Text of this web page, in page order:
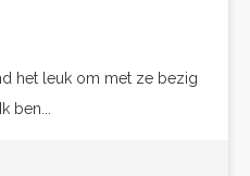
het leuk om met ze bezig
ben...